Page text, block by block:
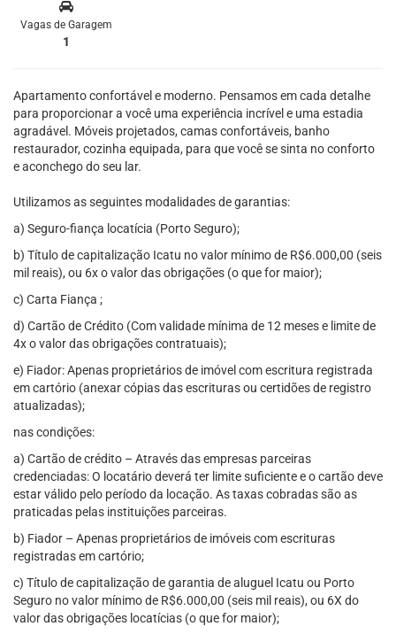
Vagas de Garagem
1
Apartamento confortável e moderno. Pensamos em cada detalhe
para proporcionar a você uma experiência incrível e uma estadia
agradável. Móveis projetados, camas confortáveis, banho
restaurador, cozinha equipada, para que você se sinta no conforto
e aconchego do seu lar.
Utilizamos as seguintes modalidades de garantias:
a) Seguro-fiança locatícia (Porto Seguro);
b) Título de capitalização Icatu no valor mínimo de R$6.000,00 (seis
mil reais), ou 6x o valor das obrigações (o que for maior);
c) Carta Fiança ;
d) Cartão de Crédito (Com validade mínima de 12 meses e limite de
4x o valor das obrigações contratuais);
e) Fiador: Apenas proprietários de imóvel com escritura registrada
em cartório (anexar cópias das escrituras ou certidões de registro
atualizadas);
nas condições:
a) Cartão de crédito – Através das empresas parceiras
credenciadas: O locatário deverá ter limite suficiente e o cartão deve
estar válido pelo período da locação. As taxas cobradas são as
praticadas pelas instituições parceiras.
b) Fiador – Apenas proprietários de imóveis com escrituras
registradas em cartório;
c) Título de capitalização de garantia de aluguel Icatu ou Porto
Seguro no valor mínimo de R$6.000,00 (seis mil reais), ou 6X do
valor das obrigações locatícias (o que for maior);